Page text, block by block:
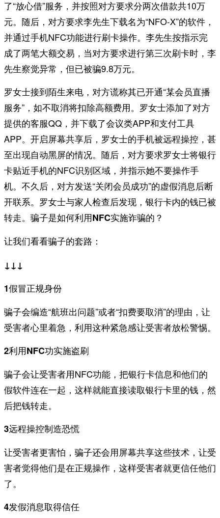
了“放心借”服务，并按照对方要求分两次借款共10万
元。随后，对方要求李先生下载名为“NFO-X”的软件，
并通过手机NFC功能进行刷卡操作。李先生按指示完
成了两笔大额交易，当对方要求进行第三次刷卡时，李
先生察觉异常，但已被骗9.8万元。
罗女士接到陌生来电，对方谎称其已开通“某会员直播
服务”，如不取消将扣除高额费用。罗女士添加了对方
提供的客服QQ，并下载了会议类APP和支付工具
APP。开启屏幕共享后，罗女士的手机被远程操控，甚
至出现自动黑屏的情况。随后，对方要求罗女士将银行
卡贴近手机的NFC识别区域，并指示她不要操作手
机。不久后，对方发送“关闭会员成功”的虚假消息后断
开联系。罗女士与家人检查后发现，银行卡内的钱已被
转走。 骗子是如何利用NFC实施诈骗的？
让我们看看骗子的套路：
↓↓↓
1假冒正规身份
骗子会编造“航班出问题”或者“扣费要取消”的理由，让
受害者心里着急，利用这种紧急感让受害者放松警惕。
2利用NFC功实施盗刷
骗子会让受害者用NFC功能，把银行卡信息和他们的
假软件连在一起，这样就能直接读取银行卡里的钱，然
后把钱转走。
3远程操控制造恐慌
让受害者更害怕，骗子还会用屏幕共享这些技术，让受
害者觉得他们是在正规操作，这样受害者就更信任他们
了。
4发假消息取得信任